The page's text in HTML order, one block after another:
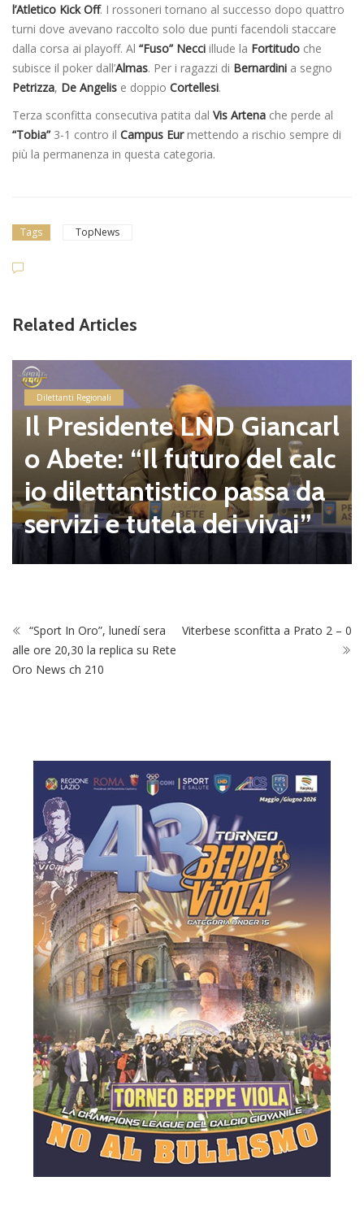
l’Atletico Kick Off. I rossoneri tornano al successo dopo quattro
turni dove avevano raccolto solo due punti facendoli staccare
dalla corsa ai playoff. Al “Fuso” Necci illude la Fortitudo che
subisce il poker dall’Almas. Per i ragazzi di Bernardini a segno
Petrizza, De Angelis e doppio Cortellesi.
Terza sconfitta consecutiva patita dal Vis Artena che perde al
“Tobia” 3-1 contro il Campus Eurmettendo a rischio sempre di
più la permanenza in questa categoria.
Tags TopNews
Related Articles
Dilettanti Regionali
Il Presidente LND Giancarl
o Abete: “Il futuro del calc
io dilettantistico passa da
servizi e tutela dei vivai”
“Sport In Oro”, lunedí sera
alle ore 20,30 la replica su Rete
Oro News ch 210
Viterbese sconfitta a Prato 2 – 0